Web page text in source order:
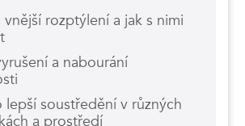
vnější rozptýlení a jak s nimi
a nabourání
lepší soustředění v různých
a prostředí